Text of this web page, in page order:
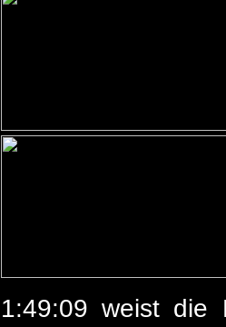
1:49:09 weist die